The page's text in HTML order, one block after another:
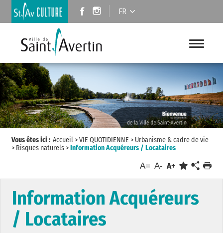
FR
Vous êtes ici : Accueil>VIE QUOTIDIENNE > Urbanisme & cadre de vie
> Risques naturels>Information Acquéreurs / Locataires
A= A- A+
Information Acquéreurs
/ Locataires